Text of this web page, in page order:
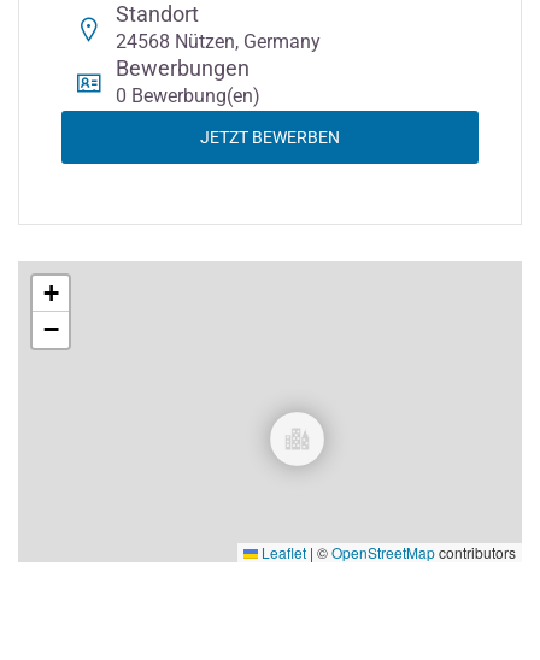
Standort
24568 Nützen, Germany
Bewerbungen
0 Bewerbung(en)
JETZT BEWERBEN
+
−
Leaflet | ©OpenStreetMapcontributors